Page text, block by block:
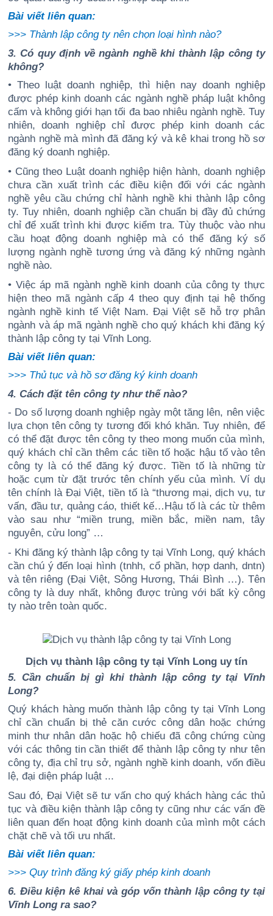
Bài viết liên quan:
>>> Thành lập công ty nên chọn loại hình nào?
3. Có quy định về ngành nghề khi thành lập công ty
không?
• Theo luật doanh nghiệp, thì hiện nay doanh nghiệp
được phép kinh doanh các ngành nghề pháp luật không
cấm và không giới hạn tối đa bao nhiêu ngành nghề. Tuy
nhiên, doanh nghiệp chỉ được phép kinh doanh các
ngành nghề mà mình đã đăng ký và kê khai trong hồ sơ
đăng ký doanh nghiệp.
• Cũng theo Luật doanh nghiệp hiện hành, doanh nghiệp
chưa cần xuất trình các điều kiện đối với các ngành
nghề yêu cầu chứng chỉ hành nghề khi thành lập công
ty. Tuy nhiên, doanh nghiệp cần chuẩn bị đầy đủ chứng
chỉ để xuất trình khi được kiểm tra. Tùy thuộc vào nhu
cầu hoạt động doanh nghiệp mà có thể đăng ký số
lượng ngành nghề tương ứng và đăng ký những ngành
nghề nào.
• Việc áp mã ngành nghề kinh doanh của công ty thực
hiện theo mã ngành cấp 4 theo quy định tại hệ thống
ngành nghề kinh tế Việt Nam. Đại Việt sẽ hỗ trợ phân
ngành và áp mã ngành nghề cho quý khách khi đăng ký
thành lập công ty tại Vĩnh Long.
Bài viết liên quan:
>>> Thủ tục và hồ sơ đăng ký kinh doanh
4. Cách đặt tên công ty như thế nào?
- Do số lượng doanh nghiệp ngày một tăng lên, nên việc
lựa chọn tên công ty tương đối khó khăn. Tuy nhiên, để
có thể đặt được tên công ty theo mong muốn của mình,
quý khách chỉ cần thêm các tiền tố hoặc hậu tố vào tên
công ty là có thể đăng ký được. Tiền tố là những từ
hoặc cụm từ đặt trước tên chính yếu của mình. Ví dụ
tên chính là Đại Việt, tiền tố là “thương mại, dịch vụ, tư
vấn, đầu tư, quảng cáo, thiết kế…Hậu tố là các từ thêm
vào sau như “miền trung, miền bắc, miền nam, tây
nguyên, cửu long” …
- Khi đăng ký thành lập công ty tại Vĩnh Long, quý khách
cần chú ý đến loại hình (tnhh, cổ phần, hợp danh, dntn)
và tên riêng (Đại Việt, Sông Hương, Thái Bình …). Tên
công ty là duy nhất, không được trùng với bất kỳ công
ty nào trên toàn quốc.
Dịch vụ thành lập công ty tại Vĩnh Long uy tín
5. Cần chuẩn bị gì khi thành lập công ty tại Vĩnh
Long?
Quý khách hàng muốn thành lập công ty tại Vĩnh Long
chỉ cần chuẩn bị thẻ căn cước công dân hoặc chứng
minh thư nhân dân hoặc hộ chiếu đã công chứng cùng
với các thông tin cần thiết để thành lập công ty như tên
công ty, địa chỉ trụ sở, ngành nghề kinh doanh, vốn điều
lệ, đại diện pháp luật ...
Sau đó, Đại Việt sẽ tư vấn cho quý khách hàng các thủ
tục và điều kiện thành lập công ty cũng như các vấn đề
liên quan đến hoạt động kinh doanh của mình một cách
chặt chẽ và tối ưu nhất.
Bài viết liên quan:
>>> Quy trình đăng ký giấy phép kinh doanh
6. Điều kiện kê khai và góp vốn thành lập công ty tại
Vĩnh Long ra sao?